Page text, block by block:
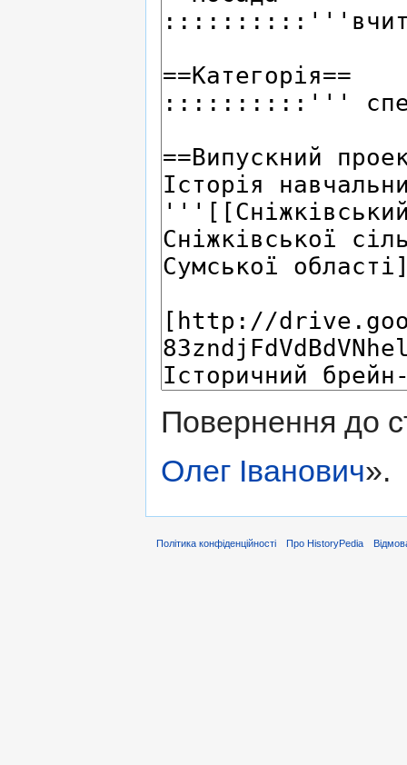
Повернення до
Олег Іванович».
Політика конфіденційності Про HistoryPedia